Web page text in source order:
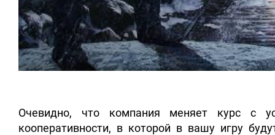
Очевидно, что компания меняет курс с
кооперативности, в которой в вашу игру